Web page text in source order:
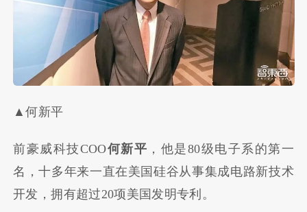
▲何新平
前豪威科技COO何新平 ，他是80级电子系的第一
名，十多年来一直在美国硅谷从事集成电路新技术
开发，拥有超过20项美国发明专利。